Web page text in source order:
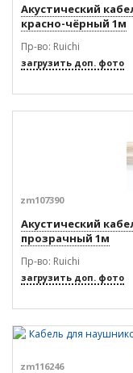
Акустический
красно-чёрный 1м
Пр-во: Ruichi
загрузить доп. фото
zm107390
Акустический
прозрачный 1м
Пр-во: Ruichi
загрузить доп. фото
zm116246